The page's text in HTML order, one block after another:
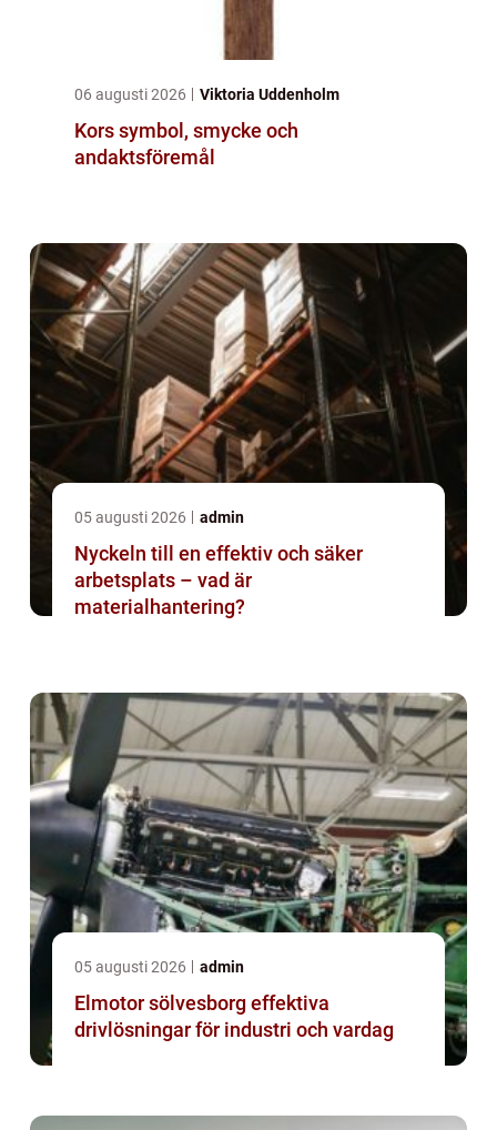
06 augusti 2026 Viktoria Uddenholm
Kors symbol, smycke och
andaktsföremål
05 augusti 2026 admin
Nyckeln till en effektiv och säker
arbetsplats – vad är
materialhantering?
05 augusti 2026 admin
Elmotor sölvesborg effektiva
drivlösningar för industri och vardag